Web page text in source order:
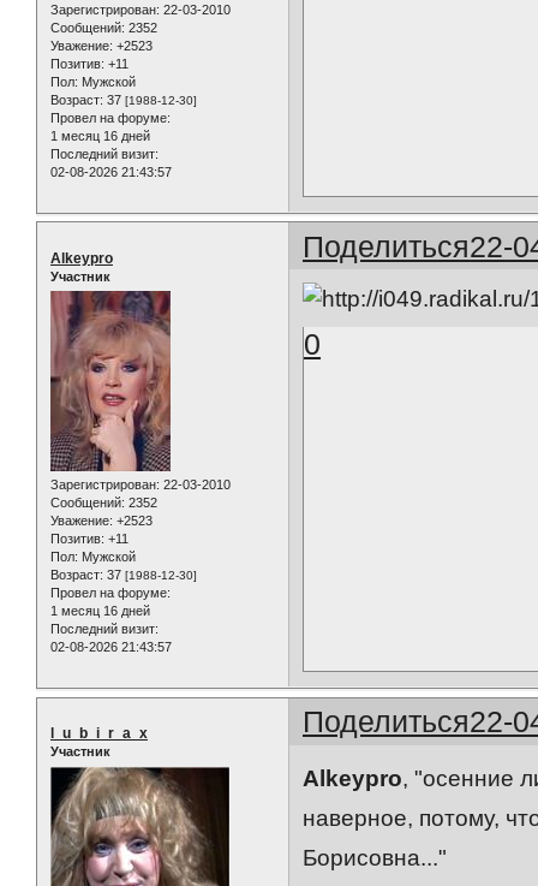
Зарегистрирован: 22-03-2010
Сообщений: 2352
Уважение: +2523
Позитив: +11
Пол: Мужской
Возраст: 37 [1988-12-30]
Провел на форуме:
1 месяц 16 дней
Последний визит:
02-08-2026 21:43:57
Поделиться22-
Alkeypro
Участник
Зарегистрирован: 22-03-2010
Сообщений: 2352
Уважение: +2523
Позитив: +11
Пол: Мужской
Возраст: 37 [1988-12-30]
Провел на форуме:
1 месяц 16 дней
Последний визит:
02-08-2026 21:43:57
0
Поделиться22-
l_u_b_i_r_a_x
Участник
Alkeypro, "осенние
наверное, потому,
Борисовна..."